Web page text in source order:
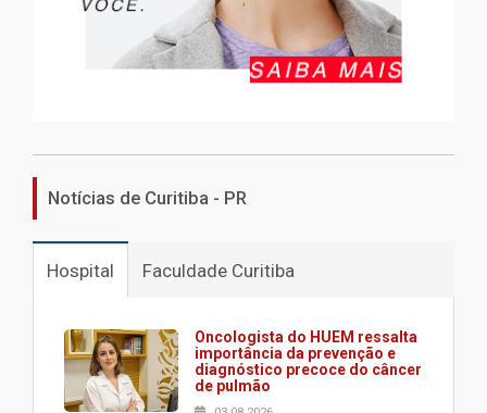
Notícias de Curitiba - PR
Hospital Faculdade Curitiba
Oncologista do HUEM ressalta
importância da prevenção e
diagnóstico precoce do câncer
de pulmão